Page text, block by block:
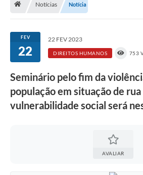
A História
Notícias
Diário Oficial
Prestação de Contas
Notícias Notícia
FEV
22
22 FEV 2023
DIREITOS HUMANOS 753
Seminário pelo fim da
população em situação de rua
vulnerabilidade social será
AVALIAR